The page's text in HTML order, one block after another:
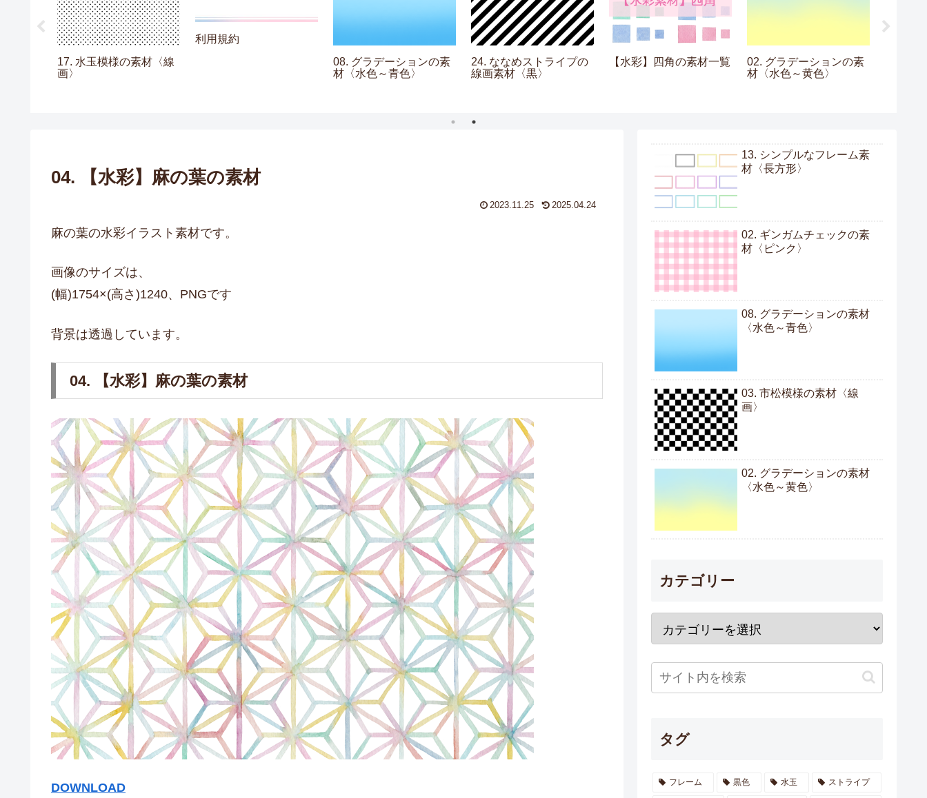
17. 水玉模様の素材〈線
画〉
利用規約
08. グラデーションの素
材〈水色～青色〉
24. ななめストライプの
線画素材〈黒〉
【水彩】四角の素材一覧
02. グラデーションの素
材〈水色～黄色〉
04. 【水彩】麻の葉の素材
2023.11.25 2025.04.24
麻の葉の水彩イラスト素材です。
画像のサイズは、
(幅)1754×(高さ)1240、PNGです
背景は透過しています。
04. 【水彩】麻の葉の素材
DOWNLOAD
13. シンプルなフレーム素
材〈長方形〉
02. ギンガムチェックの素
材〈ピンク〉
08. グラデーションの素材
〈水色～青色〉
03. 市松模様の素材〈線
画〉
02. グラデーションの素材
〈水色～黄色〉
カテゴリー
タグ
フレーム 黒色 水玉 ストライプ